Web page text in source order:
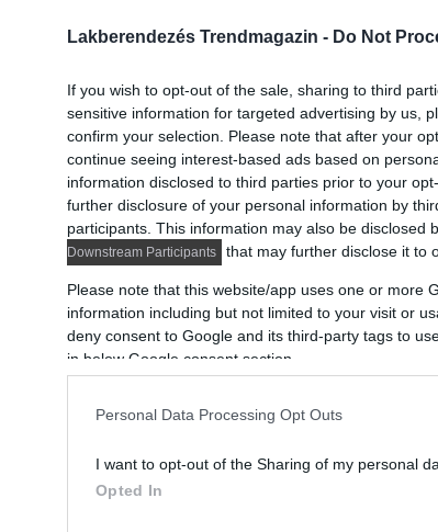
Lakberendezés Trendmagazin - Do Not
If you wish to opt-out of the sale, sharing to third
sensitive information for targeted advertising by us,
confirm your selection. Please note that after your
continue seeing interest-based ads based on
information disclosed to third parties prior to your
further disclosure of your personal information by
participants. This information may also be disclosed
Downstream Participants
that may further disclose it to
Please note that this website/app uses one or more
information including but not limited to your visit or
deny consent to Google and its third-party tags to
in below Google consent section.
Personal Data Processing Opt Outs
I want to opt-out of the Sharing of my personal
Opted In